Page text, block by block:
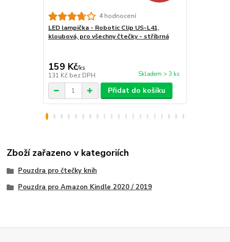
4 hodnocení
LED lampička - Robotic Clip US-L41,
kloubová, pro všechny čtečky - stříbrná
159 Kč/ks
131 Kč bez DPH Skladem > 3 ks
Přidat do košíku
Zboží zařazeno v kategoriích
Pouzdra pro čtečky knih
Pouzdra pro Amazon Kindle 2020 / 2019